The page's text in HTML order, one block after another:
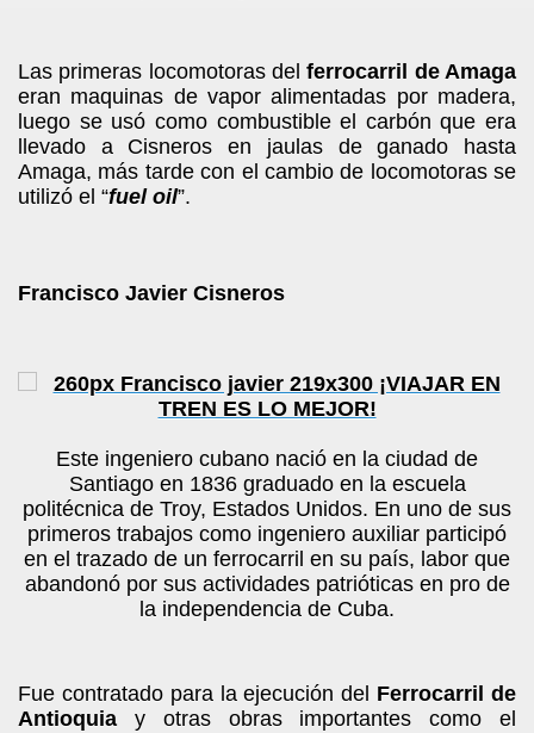
Las primeras locomotoras del ferrocarril de Amaga
eran maquinas de vapor alimentadas por madera,
luego se usó como combustible el carbón que era
llevado a Cisneros en jaulas de ganado hasta
Amaga, más tarde con el cambio de locomotoras se
utilizó el “fuel oil”.
Francisco Javier Cisneros
Este ingeniero cubano nació en la ciudad de
Santiago en 1836 graduado en la escuela
politécnica de Troy, Estados Unidos. En uno de sus
primeros trabajos como ingeniero auxiliar participó
en el trazado de un ferrocarril en su país, labor que
abandonó por sus actividades patrióticas en pro de
la independencia de Cuba.
Fue contratado para la ejecución del Ferrocarril de
Antioquia y otras obras importantes como el